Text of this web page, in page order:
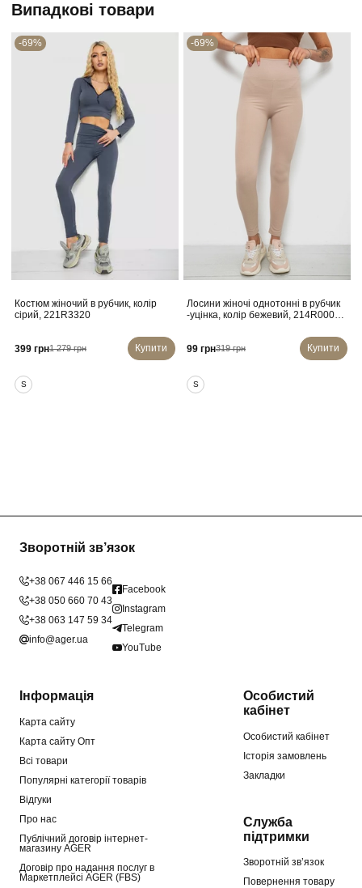
Випадкові товари
-69%
Костюм жіночий в рубчик, колір
сірий, 221R3320
399 грн1 279 грн Купити
S
-69%
Лосини жіночі однотонні в рубчик
-уцінка, колір бежевий, 214R0009-
99 грн319 грн Купити
S
Зворотній зв’язок
+38 067 446 15 66
+38 050 660 70 43
+38 063 147 59 34
info@ager.ua
Facebook
Instagram
Telegram
YouTube
Інформація
Карта сайту
Карта сайту Опт
Всі товари
Популярні категорії товарів
Відгуки
Про нас
Публічний договір інтернет-
магазину AGER
Договір про надання послуг в
Маркетплейсі AGER (FBS)
Особистий
кабінет
Особистий кабінет
Історія замовлень
Закладки
Служба
підтримки
Зворотній зв’язок
Повернення товару